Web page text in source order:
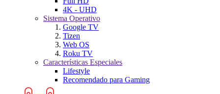
4K - UHD
Sistema Operativo
Google TV
Tizen
Web OS
Roku TV
Características Especiales
Lifestyle
Recomendado para Gaming